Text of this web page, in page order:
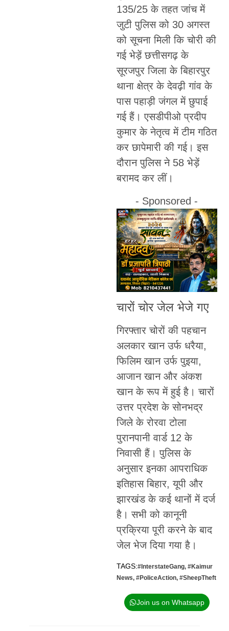
135/25 के तहत जांच में
जुटी पुलिस को 30 अगस्त
को सूचना मिली कि चोरी की
गई भेड़ें छत्तीसगढ़ के
सूरजपुर जिला के बिहारपुर
थाना क्षेत्र के देवढ़ी गांव के
पास पहाड़ी जंगल में छुपाई
गई हैं। एसडीपीओ प्रदीप
कुमार के नेतृत्व में टीम गठित
कर छापेमारी की गई। इस
दौरान पुलिस ने 58 भेड़ें
बरामद कर लीं।
- Sponsored -
चारों चोर जेल भेजे गए
गिरफ्तार चोरों की पहचान
अलकार खान उर्फ धरैया,
फिलिम खान उर्फ पुइया,
आजान खान और अंकश
खान के रूप में हुई है। चारों
उत्तर प्रदेश के सोनभद्र
जिले के रोरवा टोला
पुरानपानी वार्ड 12 के
निवासी हैं। पुलिस के
अनुसार इनका आपराधिक
इतिहास बिहार, यूपी और
झारखंड के कई थानों में दर्ज
है। सभी को कानूनी
प्रक्रिया पूरी करने के बाद
जेल भेज दिया गया है।
TAGS:#InterstateGang, #Kaimur
News, #PoliceAction, #SheepTheft
Join us on Whatsapp